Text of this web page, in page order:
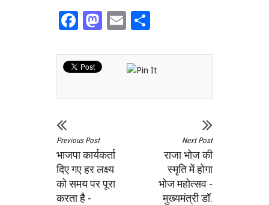
Facebook
Mastodon
Email
Previous Post
भाजपा कार्यकर्ता
दिए गए हर लक्ष्य
को समय पर पूरा
करता है -
Next Post
राजा भोज की
स्मृति में होगा
भोज महोत्सव -
मुख्यमंत्री डॉ.